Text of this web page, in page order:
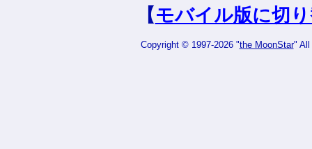
【モバイル版に切
Copyright © 1997-2026 "the MoonStar" All